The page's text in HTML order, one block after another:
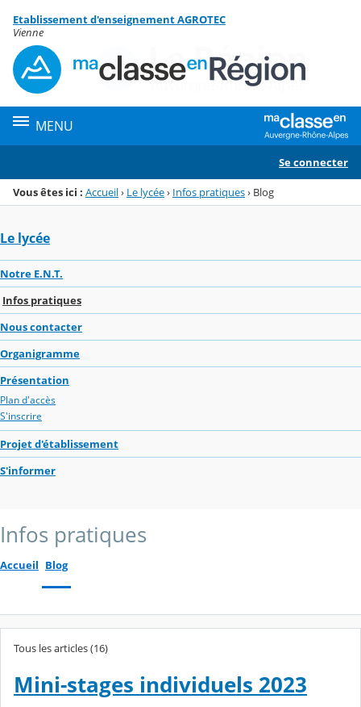
Menu de la rubrique
Contenu
Etablissement d'enseignement AGROTEC
Vienne
MENU
Se connecter
Vous êtes ici : Accueil› Le lycée› Infos pratiques› Blog
Le lycée
Notre E.N.T.
Infos pratiques
Nous contacter
Organigramme
Présentation
Plan d'accès
S'inscrire
Projet d'établissement
S'informer
Infos pratiques
Accueil Blog
Tous les articles (16)
Mini-stages individuels 2023